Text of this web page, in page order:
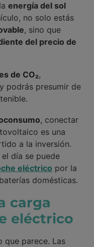
energía del sol
no solo estás
, sino que
del precio de
de CO₂,
podrás presumir de
, conectar
es una
a la inversión.
día se puede
eléctrico por la
domésticas.
carga
eléctrico
que parece. Las